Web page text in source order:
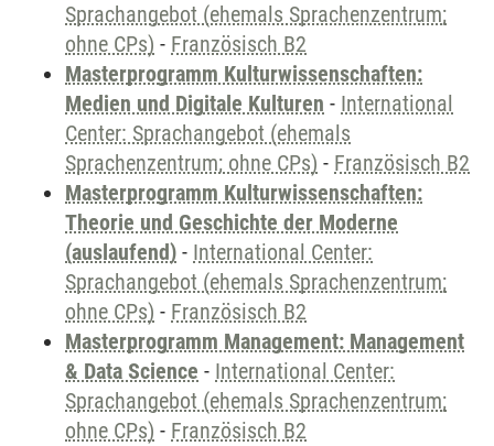
Sprachangebot (ehemals Sprachenzentrum;
ohne CPs) - Französisch B2
Masterprogramm Kulturwissenschaften:
Medien und Digitale Kulturen - International
Center: Sprachangebot (ehemals
Sprachenzentrum; ohne CPs) - Französisch B2
Masterprogramm Kulturwissenschaften:
Theorie und Geschichte der Moderne
(auslaufend) - International Center:
Sprachangebot (ehemals Sprachenzentrum;
ohne CPs) - Französisch B2
Masterprogramm Management: Management
& Data Science - International Center:
Sprachangebot (ehemals Sprachenzentrum;
ohne CPs) - Französisch B2